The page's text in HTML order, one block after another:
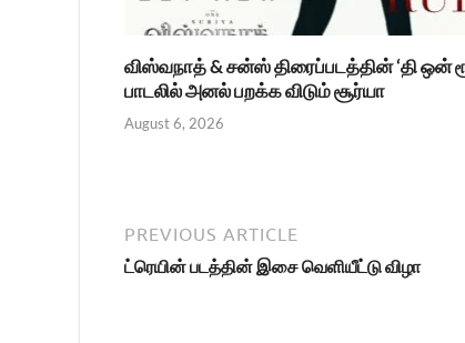
விஸ்வநாத் & சன்ஸ் திரைப்படத்தின் ‘தி ஒன்
பாடலில் அனல் பறக்க விடும் சூர்யா
August 6, 2026
PREVIOUS ARTICLE
ட்ரெயின் படத்தின் இசை வெளியீட்டு விழா